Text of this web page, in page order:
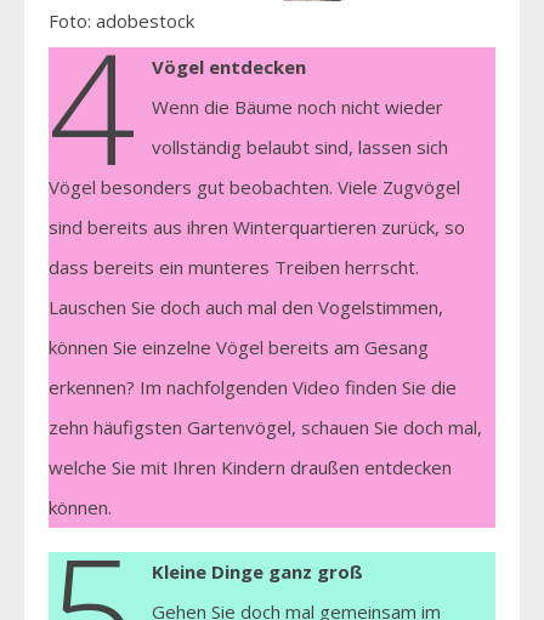
Foto: adobestock
4
Vögel entdecken
Wenn die Bäume noch nicht wieder
vollständig belaubt sind, lassen sich
Vögel besonders gut beobachten. Viele Zugvögel
sind bereits aus ihren Winterquartieren zurück, so
dass bereits ein munteres Treiben herrscht.
Lauschen Sie doch auch mal den Vogelstimmen,
können Sie einzelne Vögel bereits am Gesang
erkennen? Im nachfolgenden Video finden Sie die
zehn häufigsten Gartenvögel, schauen Sie doch mal,
welche Sie mit Ihren Kindern draußen entdecken
können.
Kleine Dinge ganz groß
Gehen Sie doch mal gemeinsam im